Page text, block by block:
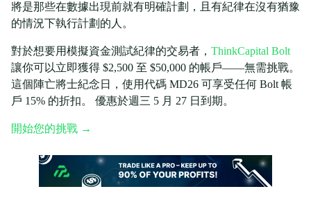
將是那些在數據出現前就有明確計劃，且有紀律在沒有猶豫
的情況下執行計劃的人。
對於想要用模擬資金測試紀律的交易者， ThinkCapital Bolt
讓你可以立即獲得 $2,500 至 $50,000 的帳戶——無需挑戰。
這個陣亡將士紀念日，使用代碼 MD26 可享受任何 Bolt 帳
戶 15% 的折扣。 優惠於週三 5 月 27 日到期。
開始您的挑戰 →